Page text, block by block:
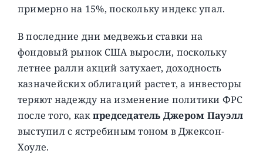
примерно на 15%, поскольку индекс упал.
В последние дни медвежьи ставки на
фондовый рынок США выросли, поскольку
летнее ралли акций затухает, доходность
казначейских облигаций растет, а инвесторы
теряют надежду на изменение политики ФРС
после того, какпредседатель Джером Пауэлл
выступил с ястребиным тоном в Джексон-
Хоуле.